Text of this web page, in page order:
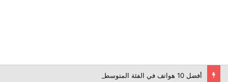
أفضل 10 هواتف في الفئة المتوسطة لعام 2026